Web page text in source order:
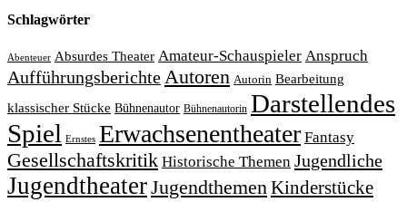
Schlagwörter
Abenteuer Absurdes Theater Amateur-Schauspieler Anspruch
AufführungsberichteAutoren Autorin Bearbeitung
klassischer Stücke Bühnenautor Bühnenautorin Darstellendes
Spiel Ernstes Erwachsenentheater Fantasy
Gesellschaftskritik Historische Themen Jugendliche
JugendtheaterJugendthemenKinderstücke